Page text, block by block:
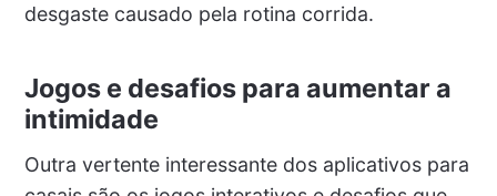
desgaste causado pela rotina corrida.
Jogos e desafios para aumentar a
intimidade
Outra vertente interessante dos aplicativos para